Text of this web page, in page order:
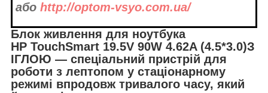
або http://optom-vsyo.com.ua/
Блок живлення для ноутбука
HP TouchSmart 19.5V 90W 4.62A (4.5*3.0)З
ІГЛОЮ — спеціальний пристрій для
роботи з лептопом у стаціонарному
режимі впродовж тривалого часу, який